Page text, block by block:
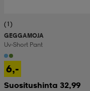
(1)
GEGGAMOJA
Uv-Short Pant
6,-
Suositushinta 32,99